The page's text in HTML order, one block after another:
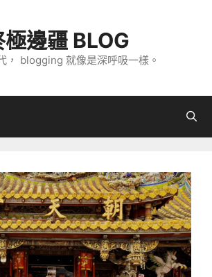
極邊疆 BLOG
， blogging 就像是深呼吸一樣。